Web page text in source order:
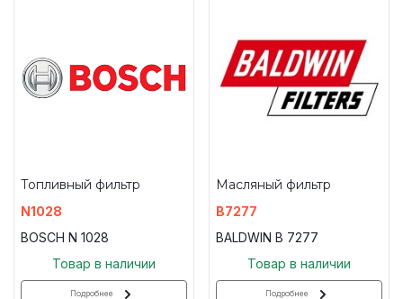
Топливный фильтр
N1028
BOSCH N 1028
Товар в наличии
Подробнее
Масляный фильтр
B7277
BALDWIN B 7277
Товар в наличии
Подробнее